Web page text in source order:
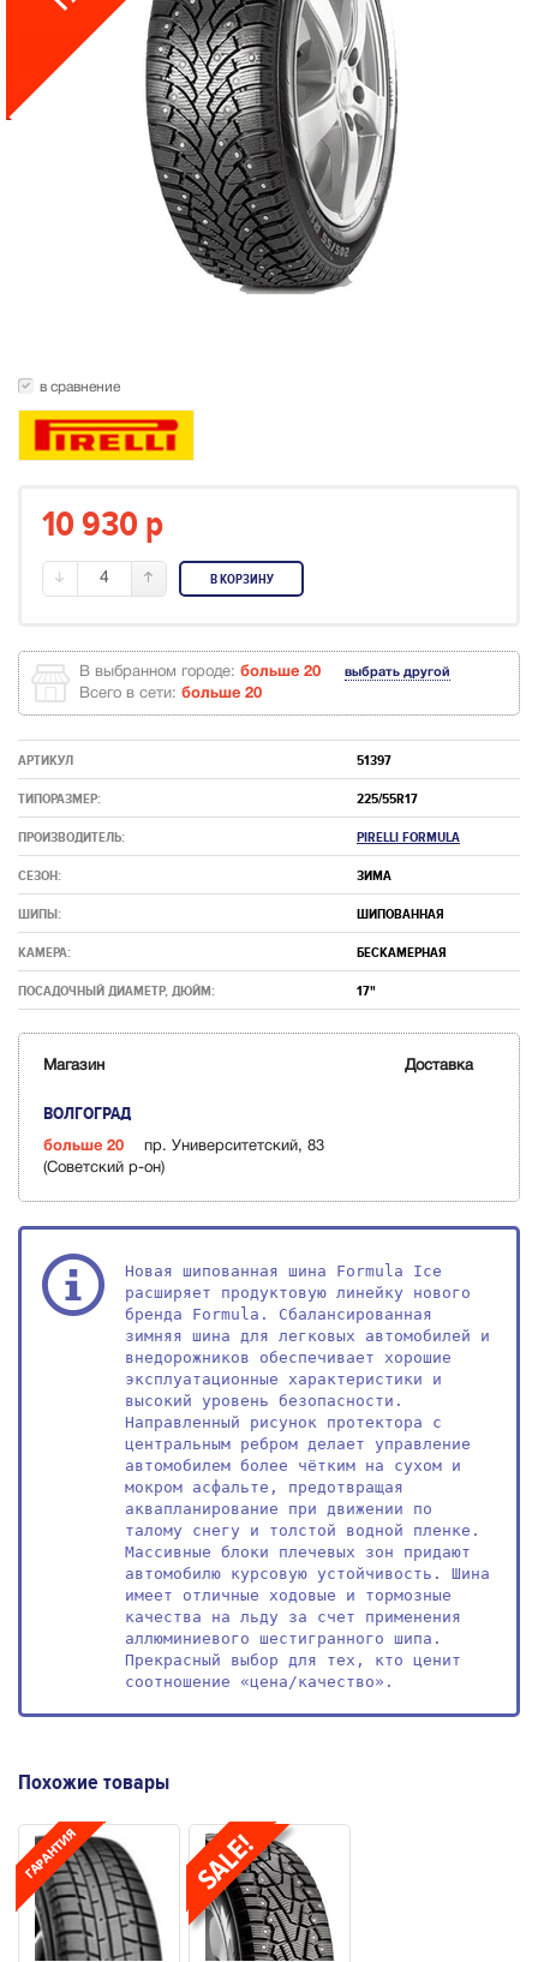
в сравнение
10 930 p
4 В КОРЗИНУ
В выбранном городе: больше 20 выбрать другой
Всего в сети: больше 20
АРТИКУЛ 51397
ТИПОРАЗМЕР: 225/55R17
ПРОИЗВОДИТЕЛЬ: PIRELLI FORMULA
СЕЗОН: ЗИМА
ШИПЫ: ШИПОВАННАЯ
КАМЕРА: БЕСКАМЕРНАЯ
ПОСАДОЧНЫЙ ДИАМЕТР, ДЮЙМ: 17"
Магазин Доставка
ВОЛГОГРАД
больше 20
пр. Университетский, 83
(Советский р-он)
Новая шипованная шина Formula Ice
расширяет продуктовую линейку нового
бренда Formula. Сбалансированная
зимняя шина для легковых автомобилей и
внедорожников обеспечивает хорошие
эксплуатационные характеристики и
высокий уровень безопасности.
Направленный рисунок протектора с
центральным ребром делает управление
автомобилем более чётким на сухом и
мокром асфальте, предотвращая
аквапланирование при движении по
талому снегу и толстой водной пленке.
Массивные блоки плечевых зон придают
автомобилю курсовую устойчивость. Шина
имеет отличные ходовые и тормозные
качества на льду за счет применения
аллюминиевого шестигранного шипа.
Прекрасный выбор для тех, кто ценит
соотношение «цена/качество».
Похожие товары